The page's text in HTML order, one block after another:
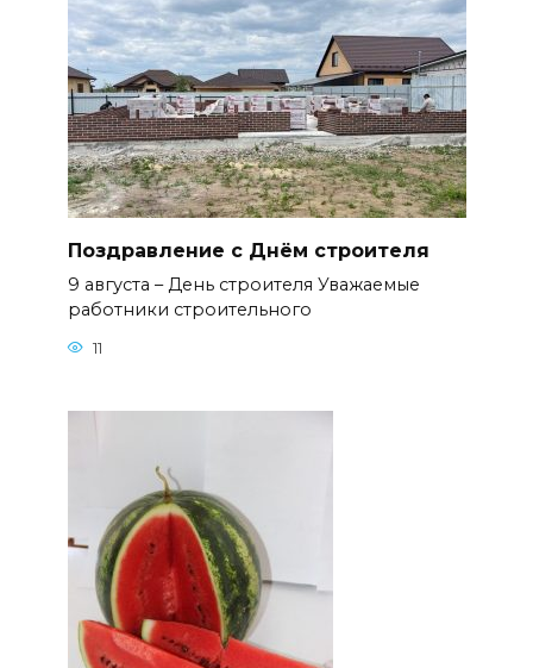
Поздравление с Днём строителя
9 августа – День строителя Уважаемые
работники строительного
11